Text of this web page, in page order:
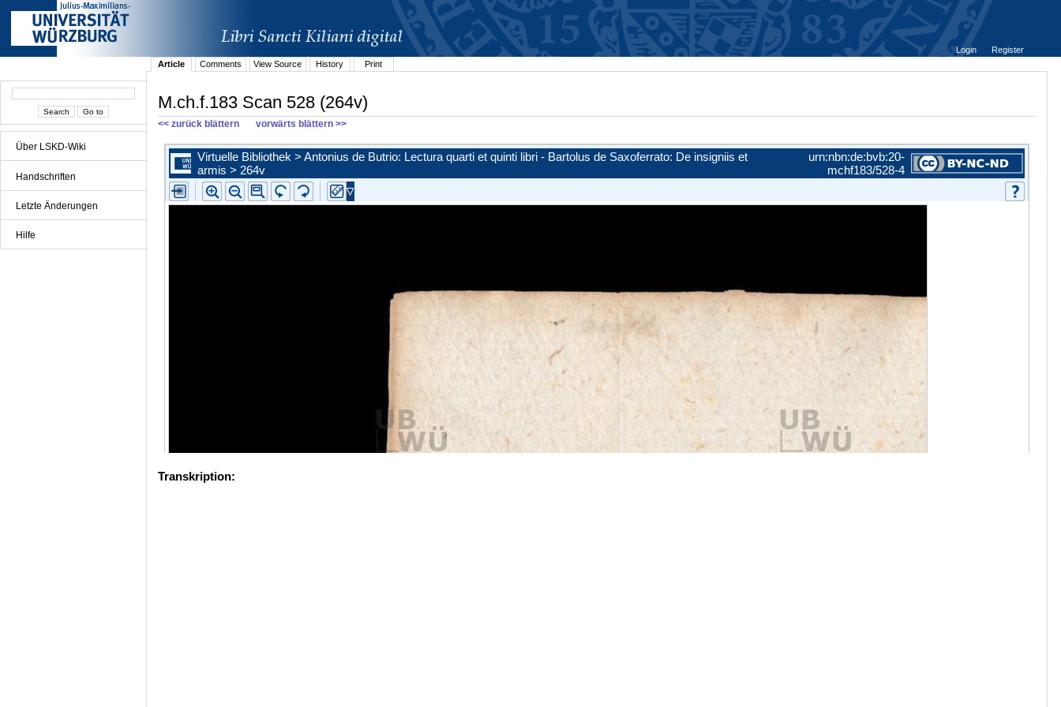
Über LSKD-Wiki
Handschriften
Letzte Änderungen
Hilfe
Login
Register
Article
Comments View Source History Print
M.ch.f.183 Scan 528 (264v)
<< zurück blättern vorwärts blättern >>
Transkription: